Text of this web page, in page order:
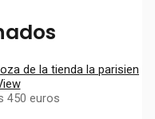
450 euros